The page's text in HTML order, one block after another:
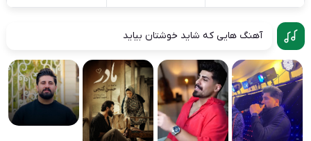
آهنگ هایی که شاید خوشتان بیاید